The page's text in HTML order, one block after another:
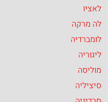
לאציו
לה מרקה
לומברדיה
ליגוריה
מוליסה
סיציליה